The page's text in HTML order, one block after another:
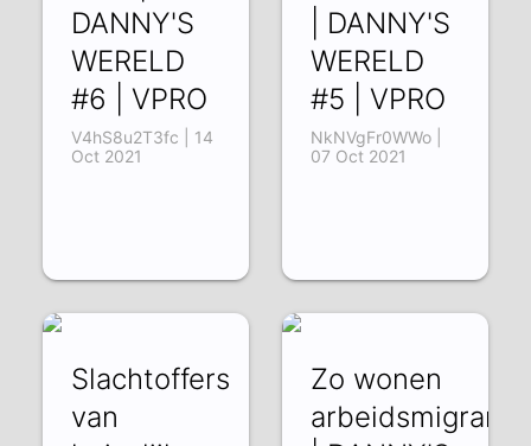
DANNY'S
WERELD
#6 | VPRO
V4hS8u2T3fc | 14
Oct 2021
| DANNY'S
WERELD
#5 | VPRO
NkNVgFr0WWo |
07 Oct 2021
Slachtoffers
van
Zo wonen